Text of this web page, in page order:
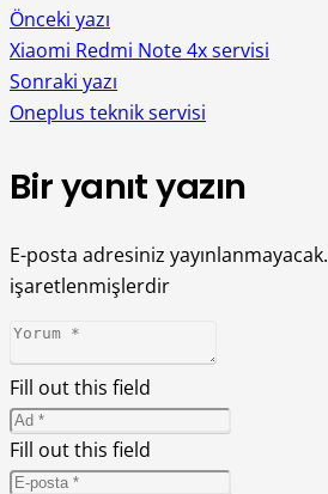
Önceki yazı
Xiaomi Redmi Note 4x servisi
Sonraki yazı
Oneplus teknik servisi
Bir yanıt yazın
E-posta adresiniz yayınlanmayacak.
işaretlenmişlerdir
Fill out this field
Fill out this field